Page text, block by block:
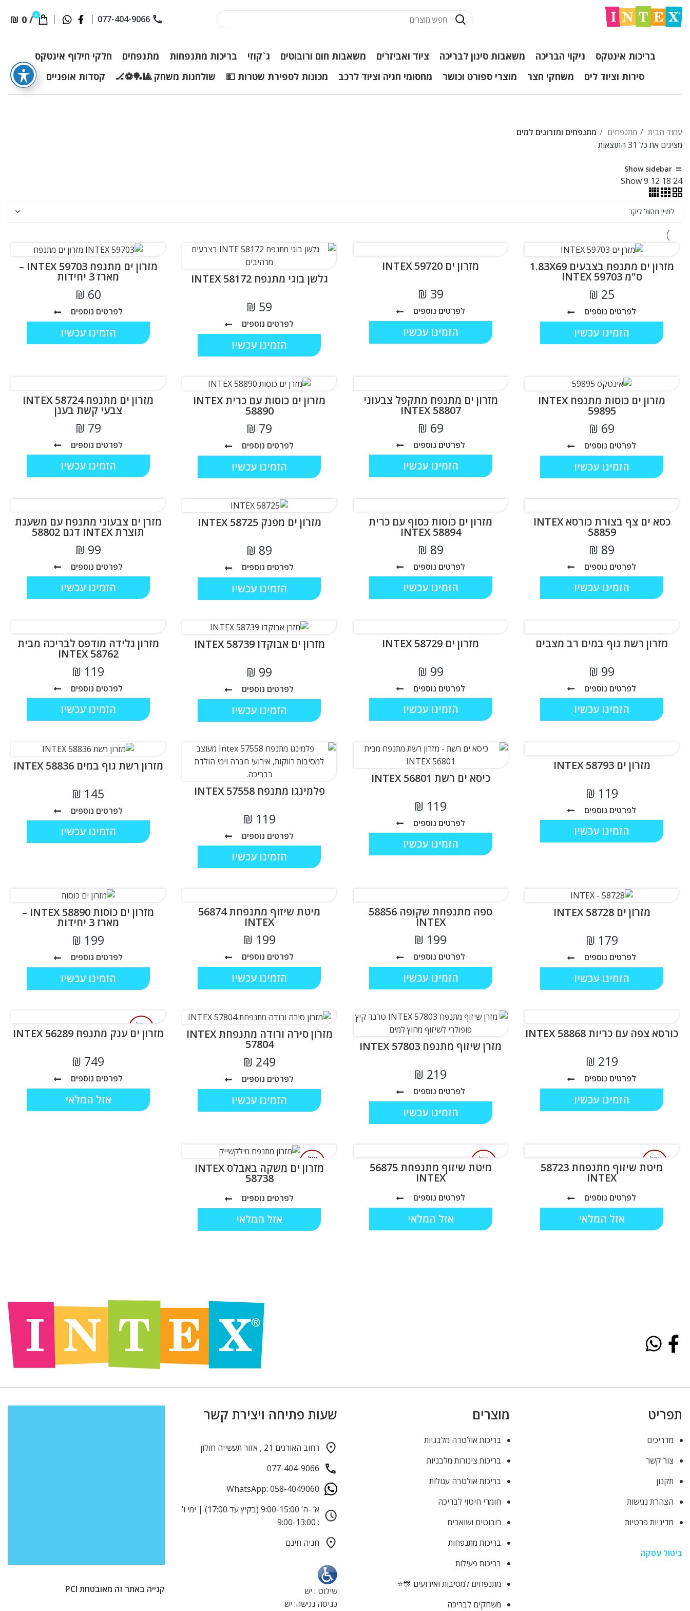
077-404-9066
0
/
₪ 0
בריכות אינטקס ניקוי הבריכה משאבות סינון לבריכה ציוד ואביזרים משאבות חום ורובוטים ג`קוזי בריכות מתנפחות מתנפחים
חלקי חילוף אינטקס
סירות וציוד לים
משחקי חצר מוצרי ספורט וכושר מחסומי חניה וציוד לרכב מכונות לספירת שטרות 💵 שולחנות משחק 🎱🏓⚽🏒 קסדות אופניים
עמוד הבית מתנפחים
מתנפחים ומזרונים למים
מציגים את כל ⁦31⁩ התוצאות
ממוין
Show sidebar
Show9 12 18 24
מזרון ים מתנפח בצבעים 1.83X69
ס"מ INTEX 59703
₪
לפרטים נוספים
הזמינו עכשיו
מזרון ים INTEX 59720
₪
לפרטים נוספים
הזמינו עכשיו
גלשן בוגי מתנפח INTEX 58172
₪
לפרטים נוספים
הזמינו עכשיו
מזרון ים מתנפח INTEX 59703 –
מארז 3 יחידות
₪
לפרטים נוספים
הזמינו עכשיו
מזרון ים כוסות מתנפח INTEX
59895
₪
לפרטים נוספים
הזמינו עכשיו
מזרון ים מתנפח מתקפל צבעוני
INTEX 58807
₪
לפרטים נוספים
הזמינו עכשיו
מזרון ים כוסות עם כרית INTEX
58890
₪
לפרטים נוספים
הזמינו עכשיו
מזרון ים מתנפח INTEX 58724
צבעי קשת בענן
₪
לפרטים נוספים
הזמינו עכשיו
כסא ים צף בצורת כורסא INTEX
58859
₪
לפרטים נוספים
הזמינו עכשיו
מזרון ים כוסות כסוף עם כרית
INTEX 58894
₪
לפרטים נוספים
הזמינו עכשיו
מזרון ים מפנק INTEX 58725
₪
לפרטים נוספים
הזמינו עכשיו
מזרן ים צבעוני מתנפח עם משענת
תוצרת INTEX דגם 58802
₪
לפרטים נוספים
הזמינו עכשיו
מזרון רשת גוף במים רב מצבים
₪
לפרטים נוספים
הזמינו עכשיו
מזרון ים INTEX 58729
₪
לפרטים נוספים
הזמינו עכשיו
מזרון ים אבוקדו INTEX 58739
₪
לפרטים נוספים
הזמינו עכשיו
מזרון גלידה מודפס לבריכה מבית
58762 INTEX
₪
לפרטים נוספים
הזמינו עכשיו
מזרון ים INTEX 58793
₪
לפרטים נוספים
הזמינו עכשיו
כיסא ים רשת INTEX 56801
₪
לפרטים נוספים
הזמינו עכשיו
פלמינגו מתנפח INTEX 57558
₪
לפרטים נוספים
הזמינו עכשיו
מזרון רשת גוף במים INTEX 58836
₪
לפרטים נוספים
הזמינו עכשיו
מזרון ים INTEX 58728
₪
לפרטים נוספים
הזמינו עכשיו
ספה מתנפחת שקופה 58856
INTEX
₪
לפרטים נוספים
הזמינו עכשיו
מיטת שיזוף מתנפחת 56874
INTEX
₪
לפרטים נוספים
הזמינו עכשיו
מזרון ים כוסות INTEX 58890 –
מארז 3 יחידות
₪
לפרטים נוספים
הזמינו עכשיו
כורסא צפה עם כריות 58868 INTEX
₪
לפרטים נוספים
הזמינו עכשיו
מזרן שיזוף מתנפח INTEX 57803
₪
לפרטים נוספים
הזמינו עכשיו
מזרון סירה ורודה מתנפחת INTEX
57804
₪
לפרטים נוספים
הזמינו עכשיו
אזל
המלאי
מזרון ים ענק מתנפח INTEX 56289
₪
לפרטים נוספים
אזל המלאי
אזל
המלאי
מיטת שיזוף מתנפחת 58723
INTEX
לפרטים נוספים
אזל המלאי
אזל
המלאי
מיטת שיזוף מתנפחת 56875
INTEX
לפרטים נוספים
אזל המלאי
אזל
המלאי
מזרון ים משקה באבלס INTEX
58738
לפרטים נוספים
אזל המלאי
תפריט
מדריכים
צור קשר
תקנון
הצהרת נגישות
מדיניות פרטיות
ביטול עסקה
מוצרים
בריכות אולטרה מלבניות
בריכות צינורות מלבניות
בריכות אולטרה עגולות
חומרי חיטוי לבריכה
רובוטים ושואבים
בריכות מתנפחות
בריכות פעילות
מתנפחים למסיבות ואירועים 🎊⭐
משחקים לבריכה
שעות פתיחה ויצירת קשר
רחוב האורגים 21 , אזור תעשייה חולון
077-404-9066
WhatsApp: 058-4049060
א’ -ה’ 9:00-15:00 (בקיץ עד 17:00) | ימי ו’
: 9:00-13:00
חניה חינם
שילוט : יש
כניסה נגישה: יש
קנייה באתר זה מאובטחת PCI